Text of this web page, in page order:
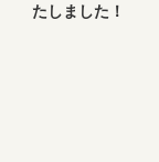
たしました！